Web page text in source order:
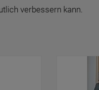
verbessern kann.